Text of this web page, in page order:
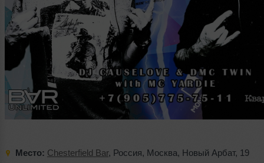
Место: Chesterfield Bar, Россия, Москва, Новый Арбат, 19